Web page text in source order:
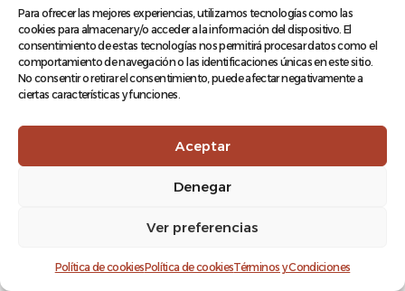
Para ofrecer las mejores experiencias, utilizamos tecnologías como las
cookies para almacenar y/o acceder a la información del dispositivo. El
consentimiento de estas tecnologías nos permitirá procesar datos como el
comportamiento de navegación o las identificaciones únicas en este sitio.
No consentir o retirar el consentimiento, puede afectar negativamente a
ciertas características y funciones.
Aceptar
Denegar
Ver preferencias
Política de cookiesPolítica de cookiesTérminos y Condiciones
MID findings
Unimos la industria de México
Log In